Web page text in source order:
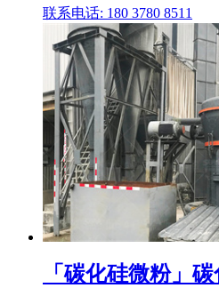
联系电话: 180 3780 8511
「碳化硅微粉」